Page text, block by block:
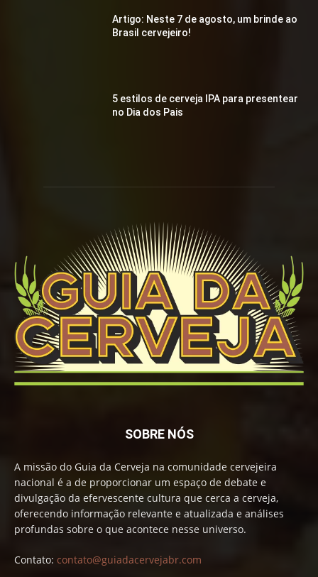
Artigo: Neste 7 de agosto, um brinde ao
Brasil cervejeiro!
5 estilos de cerveja IPA para presentear
no Dia dos Pais
SOBRE NÓS
A missão do Guia da Cerveja na comunidade cervejeira
nacional é a de proporcionar um espaço de debate e
divulgação da efervescente cultura que cerca a cerveja,
oferecendo informação relevante e atualizada e análises
profundas sobre o que acontece nesse universo.
Contato: contato@guiadacervejabr.com